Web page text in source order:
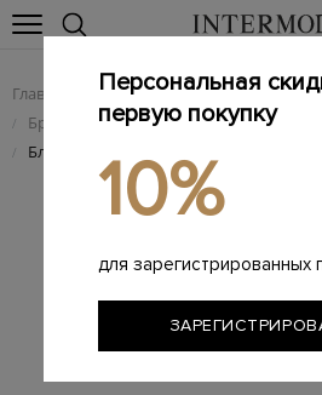
Главная Женщинам / Женская
/ Брендовые женские рубашки
/ Блуза из поплина с перфорацией и
Персональная
первую покупку
10%
для зарегистрированных